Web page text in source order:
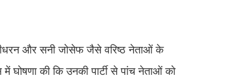
और सनी जोसेफ जैसे वरिष्ठ नेताओं के
की कि उनकी पार्टी से पांच नेताओं को